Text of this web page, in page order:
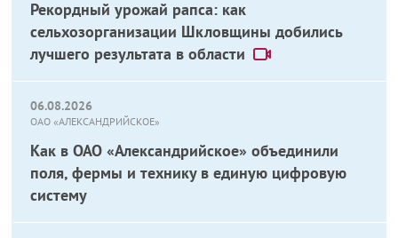
Рекордный урожай рапса: как
сельхозорганизации Шкловщины добились
лучшего результата в области
06.08.2026
ОАО «АЛЕКСАНДРИЙСКОЕ»
Как в ОАО «Александрийское» объединили
поля, фермы и технику в единую цифровую
систему